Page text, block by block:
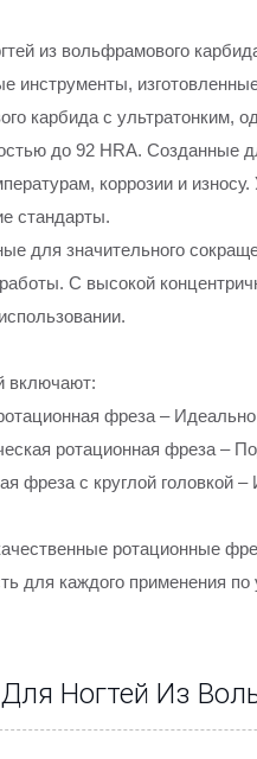
из вольфрамового
инструменты,
карбида с ультратонким,
до 92 HRA. Созданные
коррозии и
стандарты.
для значительного
С высокой
включают:
фреза –
ротационная фреза –
фреза с круглой головкой
ротационные
для каждого применения по
Ногтей Из